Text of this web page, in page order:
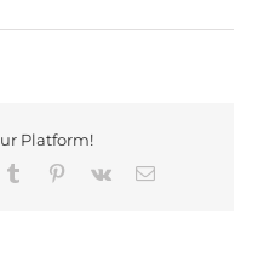
Platform!
Tumblr Pinterest
Vk Email